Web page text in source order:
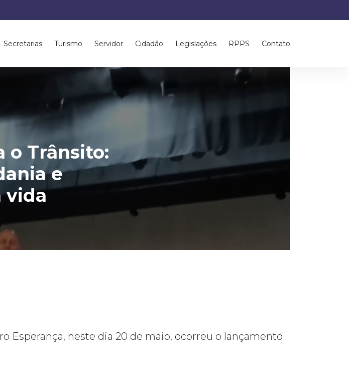
Secretarias Turismo Servidor Cidadão Legislações RPPS Contato
o Trânsito:
e
vida
Esperança, neste dia 20 de maio, ocorreu o lançamento